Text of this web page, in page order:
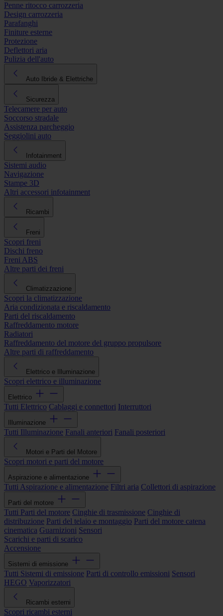
Penne ritocco carrozzeria
Design carrozzeria
Parafanghi
Finiture esterne
Protezione
Deflettori aria
Pulizia dell'auto
Auto Ibride & Elettriche
Sicurezza
Telecamere per auto
Soccorso stradale
Assistenza parcheggio
Seggiolini auto
Infotainment
Sistemi audio
Navigazione
Stampe 3D
Altri accessori infotainment
Ricambi
Freni
Scopri freni
Dischi freno
Freni ABS
Altre parti dei freni
Climatizzazione
Scopri la climatizzazione
Aria condizionata e riscaldamento
Parti del riscaldamento
Raffreddamento motore
Radiatori
Raffreddamento del motore del gruppo propulsore
Altre parti di raffreddamento
Elettrico e Illuminazione
Scopri elettrico e illuminazione
Elettrico
Tutti Elettrico Cablaggi e connettori Interruttori
Illuminazione
Tutti Illuminazione Fanali anteriori Fanali posteriori
Motori e Parti del Motore
Scopri motori e parti del motore
Aspirazione e alimentazione
Tutti Aspirazione e alimentazione Filtri aria Collettori di aspirazione
Parti del motore
Tutti Parti del motore Cinghie di trasmissione Cinghie di
distribuzione Parti del telaio e montaggio Parti del motore catena
cinematica Guarnizioni Sensori
Scarichi e parti di scarico
Accensione
Sistemi di emissione
Tutti Sistemi di emissione Parti di controllo emissioni Sensori
HEGO Vaporizzatori
Ricambi esterni
Scopri ricambi esterni